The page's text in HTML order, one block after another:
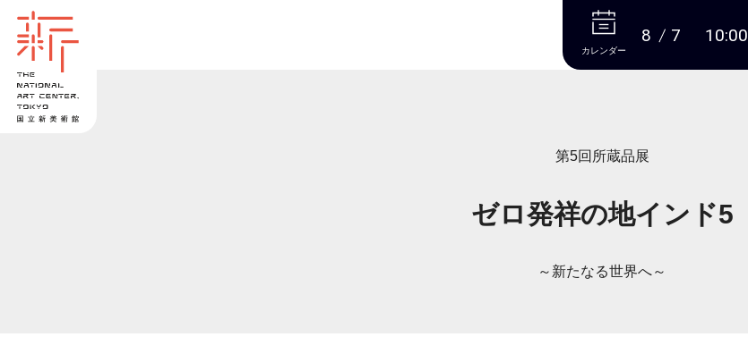
本文へ
カレンダー
8 7 10:00
第5回所蔵品展
ゼロ発祥の地インド5
～新たなる世界へ～